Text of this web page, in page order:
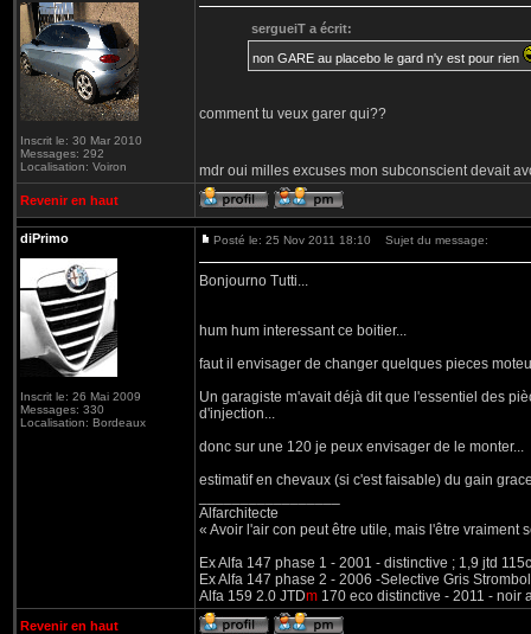
Inscrit le: 30 Mar 2010
Messages: 292
Localisation: Voiron
sergueiT a écrit:
non GARE au placebo le gard n'y est pour rien
comment tu veux garer qui??
mdr oui milles excuses mon subconscient devait
Revenir en haut
diPrimo
Inscrit le: 26 Mai 2009
Messages: 330
Localisation: Bordeaux
Posté le: 25 Nov 2011 18:10 Sujet du message:
Bonjourno Tutti...
hum hum interessant ce boitier...
faut il envisager de changer quelques pieces
Un garagiste m'avait déjà dit que l'essentiel des
d'injection...
donc sur une 120 je peux envisager de le monter...
estimatif en chevaux (si c'est faisable) du gain
Alfarchitecte
« Avoir l'air con peut être utile, mais l'être vraiment
Ex Alfa 147 phase 1 - 2001 - distinctive ; 1,9 jtd
Ex Alfa 147 phase 2 - 2006 -Selective Gris
Alfa 159 2.0 JTDm 170 eco distinctive - 2011 - noir
Revenir en haut